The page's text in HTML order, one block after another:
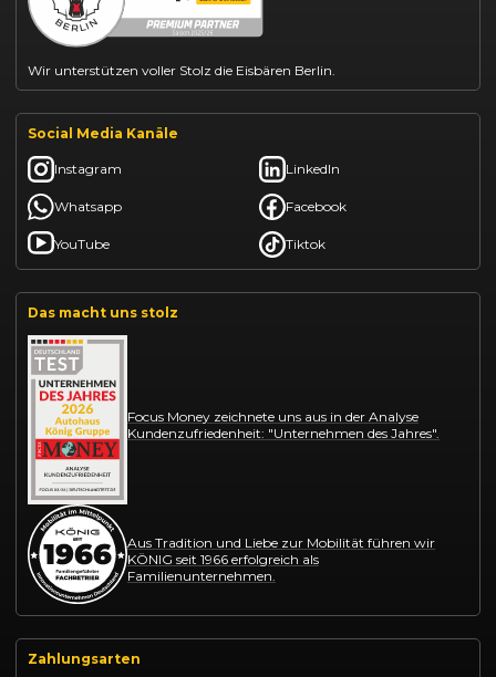
Wir unterstützen voller Stolz die Eisbären Berlin.
Social Media Kanäle
Instagram LinkedIn
Whatsapp Facebook
YouTube Tiktok
Das macht uns stolz
Focus Money zeichnete uns aus in der Analyse
Kundenzufriedenheit: "Unternehmen des Jahres".
Aus Tradition und Liebe zur Mobilität führen wir
KÖNIG seit 1966 erfolgreich als
Familienunternehmen.
Zahlungsarten